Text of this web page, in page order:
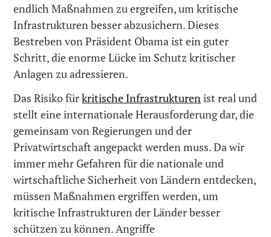
endlich Maßnahmen zu ergreifen, um kritische
Infrastrukturen besser abzusichern. Dieses
Bestreben von Präsident Obama ist ein guter
Schritt, die enorme Lücke im Schutz kritischer
Anlagen zu adressieren.
Das Risiko fürkritische Infrastrukturenist real und
stellt eine internationale Herausforderung dar, die
gemeinsam von Regierungen und der
Privatwirtschaft angepackt werden muss. Da wir
immer mehr Gefahren für die nationale und
wirtschaftliche Sicherheit von Ländern entdecken,
müssen Maßnahmen ergriffen werden, um
kritische Infrastrukturen der Länder besser
schützen zu können. Angriffe